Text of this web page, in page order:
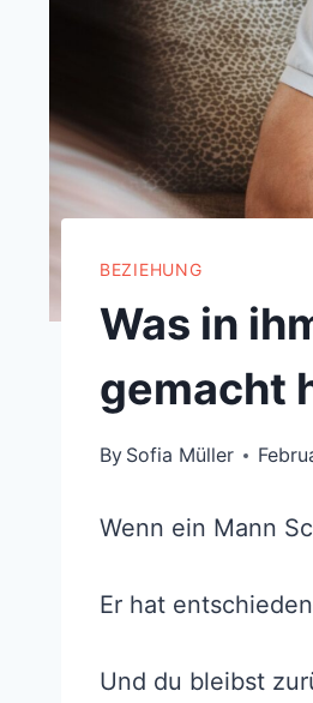
BEZIEHUNG
Was in
gemacht
By Sofia Müller
Wenn ein Mann
Er hat
Und du bleibst